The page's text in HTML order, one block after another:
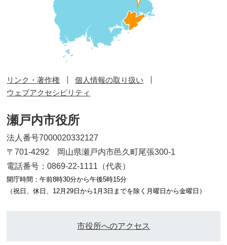
リンク・著作権
個人情報の取り扱い
ウェブアクセシビリティ
瀬戸内市役所
法人番号7000020332127
〒701-4292 岡山県瀬戸内市邑久町尾張300-1
電話番号：0869-22-1111（代表）
開庁時間：午前8時30分から午後5時15分
（祝日、休日、12月29日から1月3日までを除く月曜日から金曜日）
市役所へのアクセス